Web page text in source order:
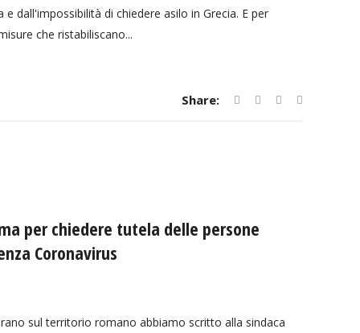
dall'impossibilità di chiedere asilo in Grecia. E per
che ristabiliscano...
Share:
per chiedere tutela delle persone
Coronavirus
sul territorio romano abbiamo scritto alla sindaca